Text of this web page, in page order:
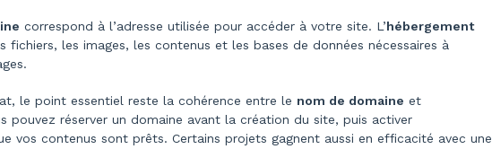
correspond à l’adresse utilisée pour accéder à votre site. L’hébergement
fichiers, les images, les contenus et les bases de données nécessaires à
le point essentiel reste la cohérence entre le nom de domaine et
pouvez réserver un domaine avant la création du site, puis activer
vos contenus sont prêts. Certains projets gagnent aussi en efficacité avec une